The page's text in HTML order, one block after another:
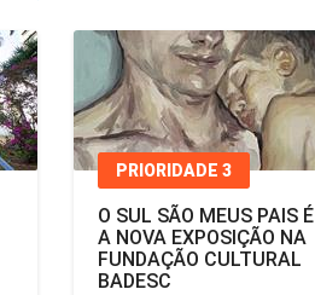
PRIORIDADE 3
O SUL SÃO MEUS PAIS É
A NOVA EXPOSIÇÃO NA
FUNDAÇÃO CULTURAL
BADESC